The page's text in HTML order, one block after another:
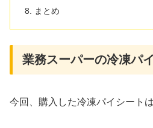
まとめ
業務スーパーの冷凍パ
今回、購入した冷凍パイシートは